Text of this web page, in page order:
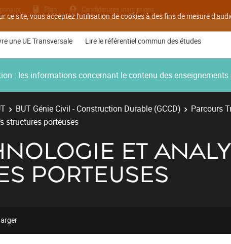
ce site, vous acceptez l'utilisation de cookies à des fins de mesure
Plan Candidatures inscriptions
une UE Transversale Lire le référentiel commun des études
: les informations concernant le contenu des enseignements
BUT Génie Civil - Construction Durable (GCCD)
Parcours
structures porteuses
ET
PORTEUSES